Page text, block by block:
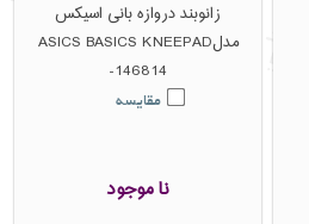
زانوبند دروازه بانی اسیکس
مدلASICS BASICS KNEEPAD
146814-
مقایسه
نا موجود